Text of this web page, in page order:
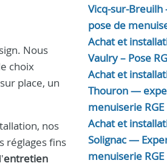
Nous
choix
place, un
nos
réglages fins
entretien
Vicq-sur-
pose de
Achat et
Vaulry – Pose
Achat et
Thouron —
menuiserie RGE
Achat et
Solignac —
menuiserie RGE